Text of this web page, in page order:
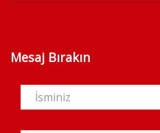
Mesaj Bırakın